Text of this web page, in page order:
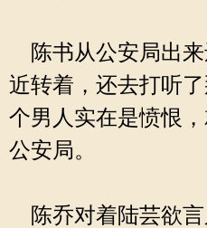
陈书从公安局出
近转着，还去打听
个男人实在是愤恨
公安局。
陈乔对着陆芸欲